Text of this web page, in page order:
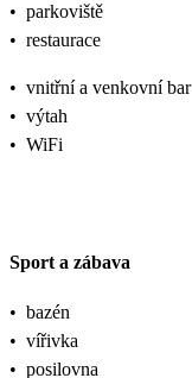
• parkoviště
• restaurace
• vnitřní a venkovní bar
• výtah
• WiFi
Sport a zábava
• bazén
• vířivka
• posilovna